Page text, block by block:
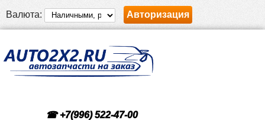
Валюта: Авторизация
☎ +7(996) 522-47-00